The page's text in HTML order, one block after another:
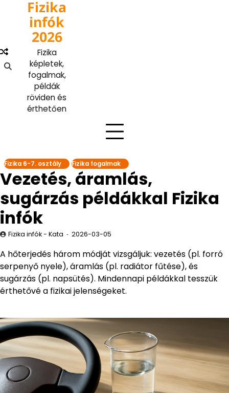
content
Fizika
infók
2026
Fizika
képletek,
fogalmak,
példák
röviden és
érthetően
Fizika 6-7. osztály Fizika fogalmak
Vezetés, áramlás,
sugárzás példákkal Fizika
infók
Fizika infók - Kata 2026-03-05
A hőterjedés három módját vizsgáljuk: vezetés (pl. forró
serpenyő nyele), áramlás (pl. radiátor fűtése), és
sugárzás (pl. napsütés). Mindennapi példákkal tesszük
érthetővé a fizikai jelenségeket.